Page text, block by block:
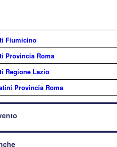
Fiumicino
Provincia Roma
Regione Lazio
Provincia Roma